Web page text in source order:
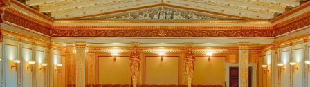
„Goldener Saal“.